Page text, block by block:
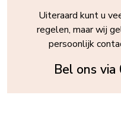
Uiteraard kunt u
regelen, maar wij
persoonlijk
Bel ons via